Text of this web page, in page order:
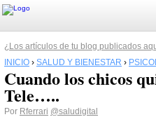
¿Los artículos de tu blog publicados
INICIO › SALUD Y BIENESTAR ›
Cuando los chicos
Tele…..
Por Rferrari @saludigital